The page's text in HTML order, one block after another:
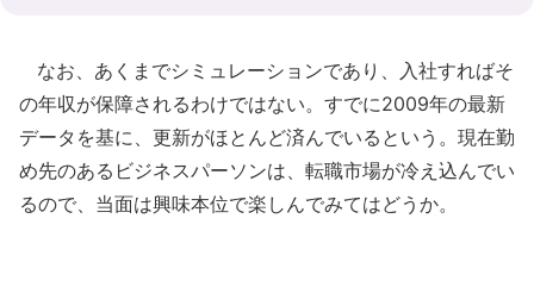
なお、あくまでシミュレーションであり、入社すればそ
の年収が保障されるわけではない。すでに2009年の最新
データを基に、更新がほとんど済んでいるという。現在勤
め先のあるビジネスパーソンは、転職市場が冷え込んでい
るので、当面は興味本位で楽しんでみてはどうか。